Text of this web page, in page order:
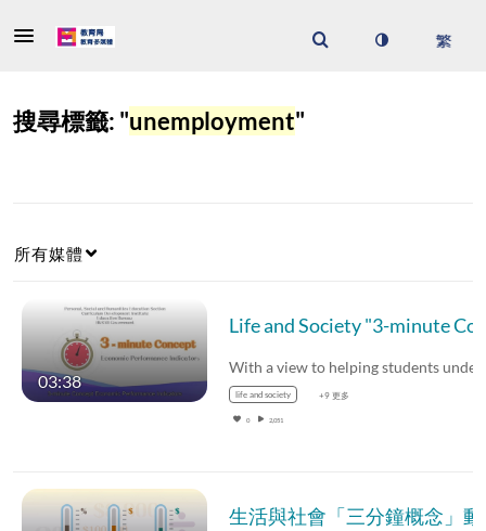
搜尋標籤: "unemployment"
所有媒體
03:38
life and society +9 更多
0 2,051